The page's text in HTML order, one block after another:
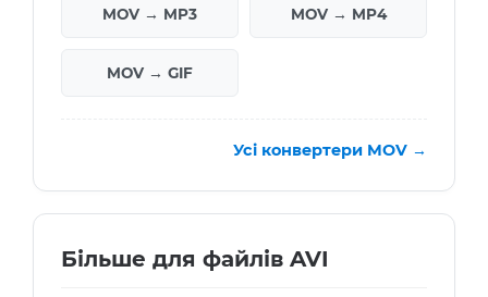
MOV → MP3 MOV → MP4
MOV → GIF
Усі конвертери MOV →
Більше для файлів AVI